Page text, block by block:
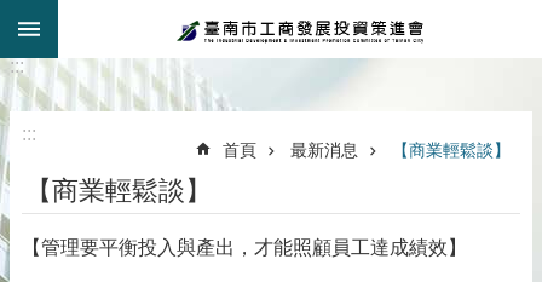
跳到主要內容區塊
:::
:::
首頁 最新消息 【商業輕鬆談】
【商業輕鬆談】
【管理要平衡投入與產出，才能照顧員工達成績效】